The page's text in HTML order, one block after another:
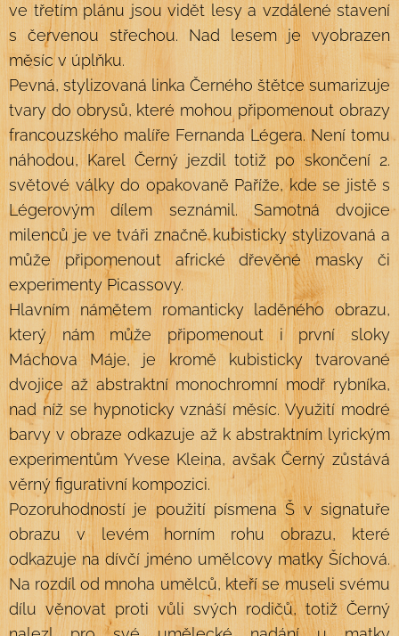
ve třetím plánu jsou vidět lesy a vzdálené stavení
s červenou střechou. Nad lesem je vyobrazen
měsíc v úplňku.
Pevná, stylizovaná linka Černého štětce sumarizuje
tvary do obrysů, které mohou připomenout obrazy
francouzského malíře Fernanda Légera. Není tomu
náhodou, Karel Černý jezdil totiž po skončení 2.
světové války do opakovaně Paříže, kde se jistě s
Légerovým dílem seznámil. Samotná dvojice
milenců je ve tváři značně kubisticky stylizovaná a
může připomenout africké dřevěné masky či
experimenty Picassovy.
Hlavním námětem romanticky laděného obrazu,
který nám může připomenout i první sloky
Máchova Máje, je kromě kubisticky tvarované
dvojice až abstraktní monochromní modř rybníka,
nad níž se hypnoticky vznáší měsíc. Využití modré
barvy v obraze odkazuje až k abstraktním lyrickým
experimentům Yvese Kleina, avšak Černý zůstává
věrný figurativní kompozici.
Pozoruhodností je použití písmena Š v signatuře
obrazu v levém horním rohu obrazu, které
odkazuje na dívčí jméno umělcovy matky Šíchová.
Na rozdíl od mnoha umělců, kteří se museli svému
dílu věnovat proti vůli svých rodičů, totiž Černý